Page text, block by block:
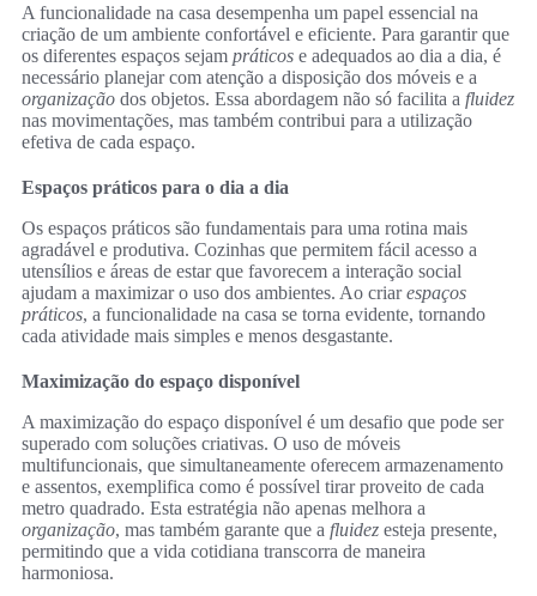
A funcionalidade na casa desempenha um papel essencial na
criação de um ambiente confortável e eficiente. Para garantir que
os diferentes espaços sejam práticos e adequados ao dia a dia, é
necessário planejar com atenção a disposição dos móveis e a
organização dos objetos. Essa abordagem não só facilita a fluidez
nas movimentações, mas também contribui para a utilização
efetiva de cada espaço.
Espaços práticos para o dia a dia
Os espaços práticos são fundamentais para uma rotina mais
agradável e produtiva. Cozinhas que permitem fácil acesso a
utensílios e áreas de estar que favorecem a interação social
ajudam a maximizar o uso dos ambientes. Ao criarespaços
práticos, a funcionalidade na casa se torna evidente, tornando
cada atividade mais simples e menos desgastante.
Maximização do espaço disponível
A maximização do espaço disponível é um desafio que pode ser
superado com soluções criativas. O uso de móveis
multifuncionais, que simultaneamente oferecem armazenamento
e assentos, exemplifica como é possível tirar proveito de cada
metro quadrado. Esta estratégia não apenas melhora a
organização, mas também garante que a fluidez esteja presente,
permitindo que a vida cotidiana transcorra de maneira
harmoniosa.